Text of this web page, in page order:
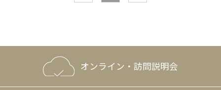
オンライン・訪問説明会